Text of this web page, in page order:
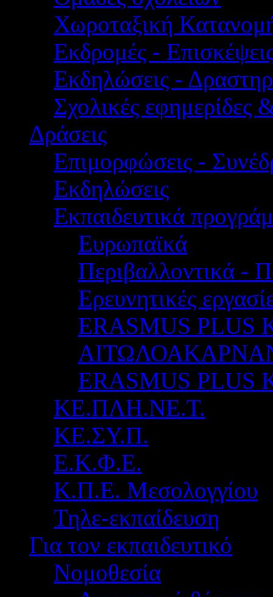
Χωροταξική
Εκδρομές -
Εκδηλώσεις -
Σχολικές εφημερίδες
Δράσεις
Επιμορφώσεις -
Εκδηλώσεις
Εκπαιδευτικά
Ευρωπαϊκά
Περιβαλλοντικά -
Ερευνητικές
ERASMUS PLUS
ERASMUS
ΚΕ.ΠΛΗ.ΝΕ.Τ.
ΚΕ.ΣΥ.Π.
Ε.Κ.Φ.Ε.
Κ.Π.Ε. Μεσολογγίου
Τηλε-εκπαίδευση
Για τον εκπαιδευτικό
Νομοθεσία